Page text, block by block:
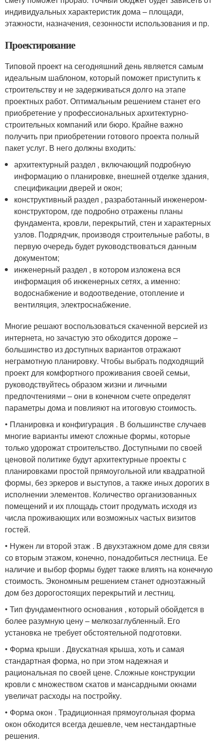
индивидуальных характеристик дома – площади,
этажности, назначения, сезонности использования и пр.
Проектирование
Типовой проект на сегодняшний день является самым
идеальным шаблоном, который поможет приступить к
строительству и не задерживаться долго на этапе
проектных работ. Оптимальным решением станет его
приобретение у профессиональных архитектурно-
строительных компаний или бюро. Крайне важно
получить при приобретении готового проекта полный
пакет услуг. В него должны входить:
архитектурный раздел , включающий подробную
информацию о планировке, внешней отделке здания,
спецификации дверей и окон;
конструктивный раздел , разработанный инженером-
конструктором, где подробно отражены планы
фундамента, кровли, перекрытий, стен и характерных
узлов. Подрядчик, производя строительные работы, в
первую очередь будет руководствоваться данным
документом;
инженерный раздел , в котором изложена вся
информация об инженерных сетях, а именно:
водоснабжение и водоотведение, отопление и
вентиляция, электроснабжение.
Многие решают воспользоваться скаченной версией из
интернета, но зачастую это обходится дороже –
большинство из доступных вариантов отражают
неграмотную планировку. Чтобы выбрать подходящий
проект для комфортного проживания своей семьи,
руководствуйтесь образом жизни и личными
предпочтениями – они в конечном счете определят
параметры дома и повлияют на итоговую стоимость.
• Планировка и конфигурация . В большинстве случаев
многие варианты имеют сложные формы, которые
только удорожат строительство. Доступными по своей
ценовой политике будут архитектурные проекты с
планировками простой прямоугольной или квадратной
формы, без эркеров и выступов, а также иных дорогих в
исполнении элементов. Количество организованных
помещений и их площадь стоит продумать исходя из
числа проживающих или возможных частых визитов
гостей.
• Нужен ли второй этаж . В двухэтажном доме для связи
со вторым этажом, конечно, понадобиться лестница. Ее
наличие и выбор формы будет также влиять на конечную
стоимость. Экономным решением станет одноэтажный
дом без дорогостоящих перекрытий и лестниц.
• Тип фундаментного основания , который обойдется в
более разумную цену – мелкозаглубленный. Его
установка не требует обстоятельной подготовки.
• Форма крыши . Двускатная крыша, хоть и самая
стандартная форма, но при этом надежная и
рациональная по своей цене. Сложные конструкции
кровли с множеством скатов и мансардными окнами
увеличат расходы на постройку.
• Форма окон . Традиционная прямоугольная форма
окон обходится всегда дешевле, чем нестандартные
решения.